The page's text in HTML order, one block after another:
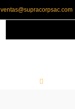
ventas@supracorpsac.com